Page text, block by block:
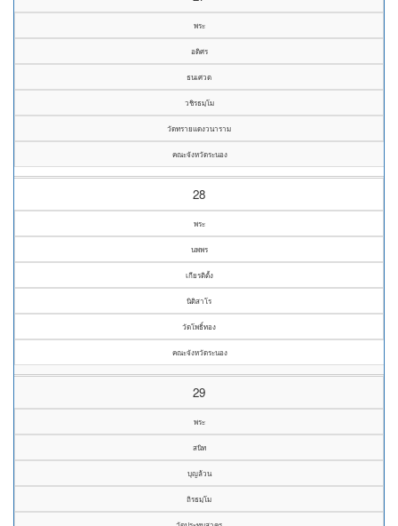
พระ
อดิศร
ธนเศวต
วชิรธมฺโม
วัดทรายแดงวนาราม
คณะจังหวัดระนอง
28
พระ
นพพร
เกียรติตั้ง
นิติสาโร
วัดโพธิ์ทอง
คณะจังหวัดระนอง
29
พระ
สนิท
บุญล้วน
ถิรธมฺโม